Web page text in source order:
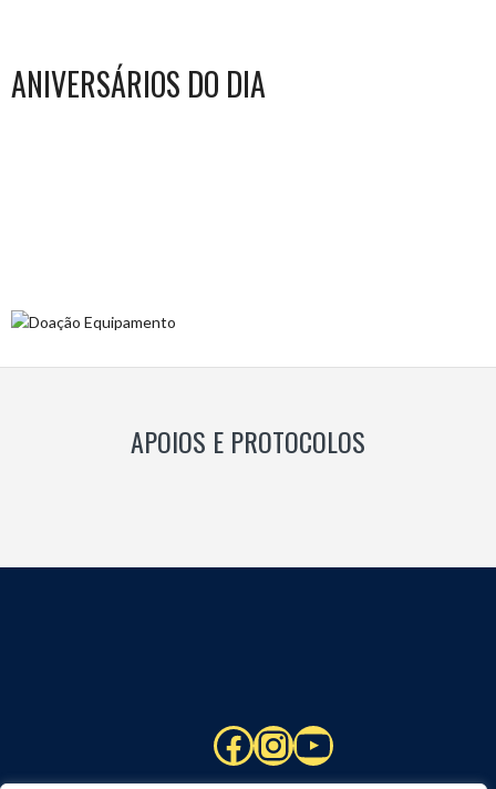
ANIVERSÁRIOS DO DIA
APOIOS E PROTOCOLOS
Facebook
Instagram
YouTube